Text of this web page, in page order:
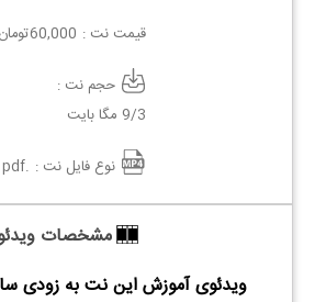
قیمت نت : 60,000تومان
حجم نت :
9/3 مگا بایت
نوع فایل نت : .pdf
مشخصات
ویدئوی آموزش این نت به زودی